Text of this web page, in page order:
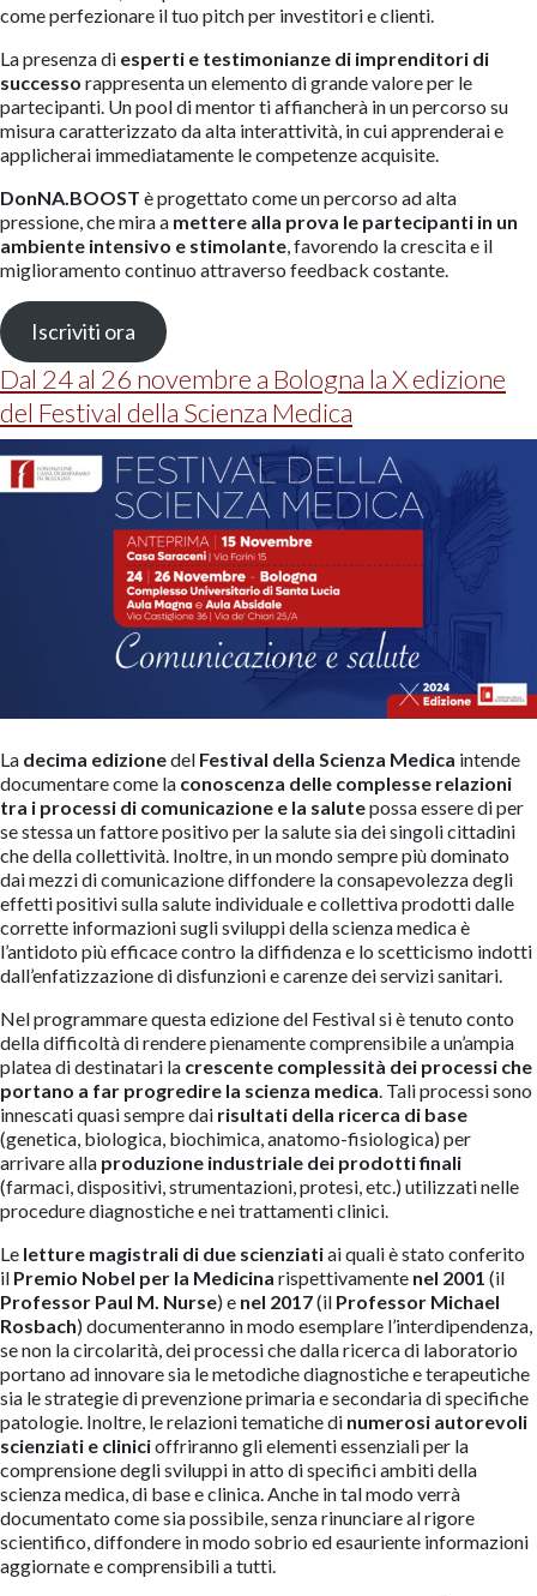
come perfezionare il tuo pitch per investitori e clienti.
La presenza di esperti e testimonianze di imprenditori di
successo rappresenta un elemento di grande valore per le
partecipanti. Un pool di mentor ti affiancherà in un percorso su
misura caratterizzato da alta interattività, in cui apprenderai e
applicherai immediatamente le competenze acquisite.
DonNA.BOOST è progettato come un percorso ad alta
pressione, che mira a mettere alla prova le partecipanti in un
ambiente intensivo e stimolante, favorendo la crescita e il
miglioramento continuo attraverso feedback costante.
Iscriviti ora
Dal 24 al 26 novembre a Bologna la X edizione
del Festival della Scienza Medica
La decima edizionedel Festival della Scienza Medica intende
documentare come la conoscenza delle complesse relazioni
tra i processi di comunicazione e la salutepossa essere di per
se stessa un fattore positivo per la salute sia dei singoli cittadini
che della collettività. Inoltre, in un mondo sempre più dominato
dai mezzi di comunicazione diffondere la consapevolezza degli
effetti positivi sulla salute individuale e collettiva prodotti dalle
corrette informazioni sugli sviluppi della scienza medica è
l’antidoto più efficace contro la diffidenza e lo scetticismo indotti
dall’enfatizzazione di disfunzioni e carenze dei servizi sanitari.
Nel programmare questa edizione del Festival si è tenuto conto
della difficoltà di rendere pienamente comprensibile a un’ampia
platea di destinatari la crescente complessità dei processi che
portano a far progredire la scienza medica. Tali processi sono
innescati quasi sempre dai risultati della ricerca di base
(genetica, biologica, biochimica, anatomo-fisiologica) per
arrivare alla produzione industriale dei prodotti finali
(farmaci, dispositivi, strumentazioni, protesi, etc.) utilizzati nelle
procedure diagnostiche e nei trattamenti clinici.
Le letture magistrali di due scienziatiai quali è stato conferito
il Premio Nobel per la Medicina rispettivamente nel 2001 (il
Professor Paul M. Nurse) e nel 2017(il Professor Michael
Rosbach) documenteranno in modo esemplare l’interdipendenza,
se non la circolarità, dei processi che dalla ricerca di laboratorio
portano ad innovare sia le metodiche diagnostiche e terapeutiche
sia le strategie di prevenzione primaria e secondaria di specifiche
patologie. Inoltre, le relazioni tematiche di numerosi autorevoli
scienziati e clinicioffriranno gli elementi essenziali per la
comprensione degli sviluppi in atto di specifici ambiti della
scienza medica, di base e clinica. Anche in tal modo verrà
documentato come sia possibile, senza rinunciare al rigore
scientifico, diffondere in modo sobrio ed esauriente informazioni
aggiornate e comprensibili a tutti.